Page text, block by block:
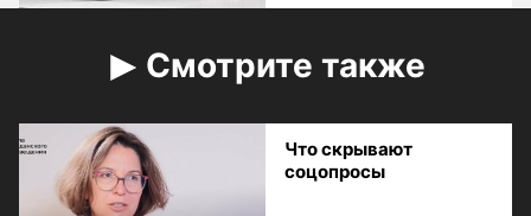
Смотрите также
Что скрывают
соцопросы